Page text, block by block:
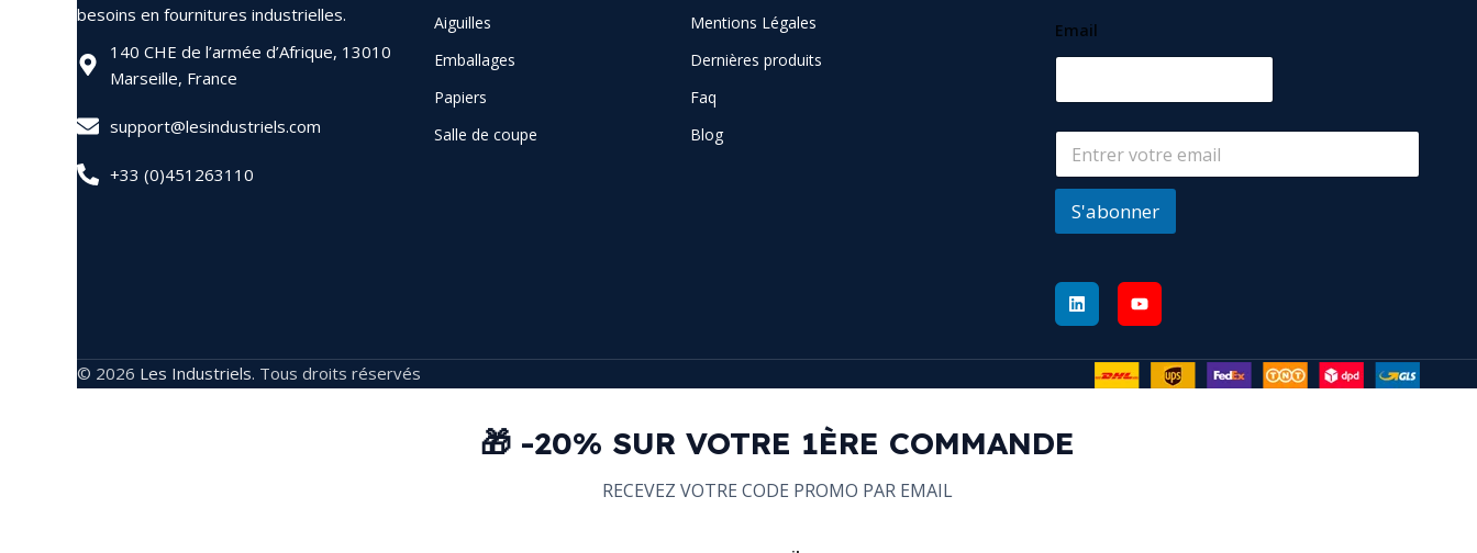
besoins en fournitures industrielles.
140 CHE de l’armée d’Afrique, 13010
Marseille, France
support@lesindustriels.com
+33 (0)451263110
Aiguilles
Emballages
Papiers
Salle de coupe
Mentions Légales
Dernières produits
Faq
Blog
Email
S'abonner
© 2026 Les Industriels. Tous droits réservés
🎁 -20% SUR VOTRE 1ÈRE COMMANDE
RECEVEZ VOTRE CODE PROMO PAR EMAIL